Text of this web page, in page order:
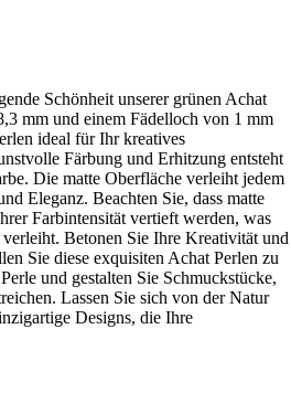
Schönheit unserer grünen Achat
mm und einem Fädelloch von 1 mm
ideal für Ihr kreatives
Färbung und Erhitzung entsteht
Die matte Oberfläche verleiht jedem
Eleganz. Beachten Sie, dass matte
Farbintensität vertieft werden, was
Betonen Sie Ihre Kreativität und
Sie diese exquisiten Achat Perlen zu
und gestalten Sie Schmuckstücke,
Lassen Sie sich von der Natur
Designs, die Ihre